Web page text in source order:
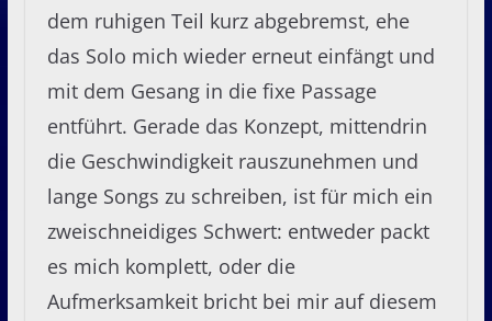
dem ruhigen Teil kurz abgebremst, ehe
das Solo mich wieder erneut einfängt und
mit dem Gesang in die fixe Passage
entführt. Gerade das Konzept, mittendrin
die Geschwindigkeit rauszunehmen und
lange Songs zu schreiben, ist für mich ein
zweischneidiges Schwert: entweder packt
es mich komplett, oder die
Aufmerksamkeit bricht bei mir auf diesem